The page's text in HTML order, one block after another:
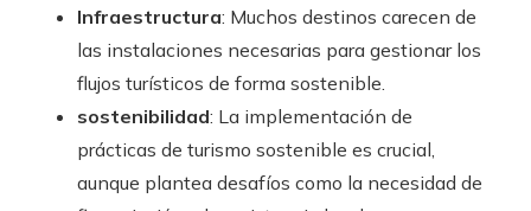
Infraestructura: Muchos destinos carecen de
las instalaciones necesarias para gestionar los
flujos turísticos de forma sostenible.
sostenibilidad: La implementación de
prácticas de turismo sostenible es crucial,
aunque plantea desafíos como la necesidad de